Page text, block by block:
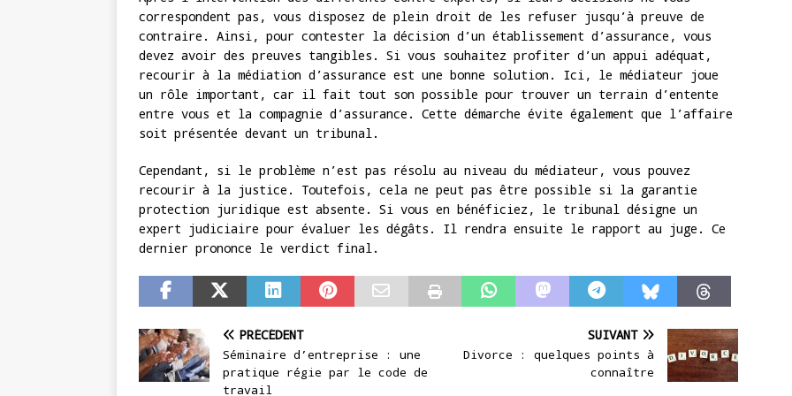
correspondent pas, vous disposez de plein droit de les refuser jusqu’à preuve de
contraire. Ainsi, pour contester la décision d’un établissement d’assurance, vous
devez avoir des preuves tangibles. Si vous souhaitez profiter d’un appui adéquat,
recourir à la médiation d’assurance est une bonne solution. Ici, le médiateur joue
un rôle important, car il fait tout son possible pour trouver un terrain d’entente
entre vous et la compagnie d’assurance. Cette démarche évite également que l’affaire
soit présentée devant un tribunal.
Cependant, si le problème n’est pas résolu au niveau du médiateur, vous pouvez
recourir à la justice. Toutefois, cela ne peut pas être possible si la garantie
protection juridique est absente. Si vous en bénéficiez, le tribunal désigne un
expert judiciaire pour évaluer les dégâts. Il rendra ensuite le rapport au juge. Ce
dernier prononce le verdict final.
PRÉCÉDENT
Séminaire d’entreprise : une
pratique régie par le code de
travail
SUIVANT
Divorce : quelques points à
connaître